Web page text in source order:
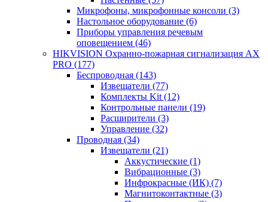
Микрофоны, микрофонные консоли (3)
Настольное оборудование (6)
Приборы управления речевым
оповещением (46)
HIKVISION Охранно-пожарная сигнализация AX
PRO (177)
Беспроводная (143)
Извещатели (77)
Комплекты Kit (12)
Контрольные панели (19)
Расширители (3)
Управление (32)
Проводная (34)
Извещатели (21)
Аккустические (1)
Вибрационные (3)
Инфрокрасные (ИК) (7)
Магнитоконтактные (3)